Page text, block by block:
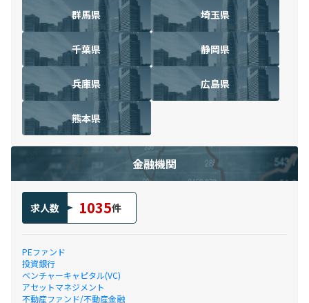
群馬県 埼玉県
千葉県 静岡県
兵庫県 広島県
熊本県
金融機関
求人数 1035件
PEファンド
投資銀行
ベンチャーキャピタル(VC)
アセットマネジメント
不動産ファンド/不動産金融